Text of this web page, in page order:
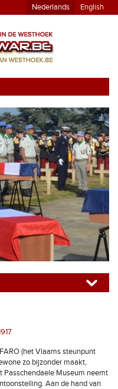
Nederlands English
(het Vlaams steunpunt
zo bijzonder maakt,
Passchendaele Museum neemt
Aan de hand van